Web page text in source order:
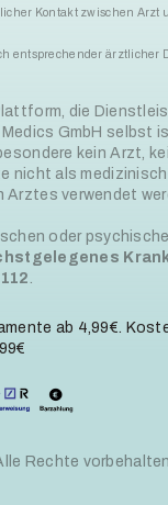
Kontakt zwischen Arzt
entsprechender ärztlicher
die
GmbH selbst
kein Arzt,
nicht als
verwendet
oder
.
ab 4,99€.
Rechte vorbehalten